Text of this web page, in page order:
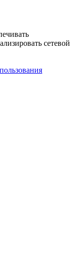
сетевой